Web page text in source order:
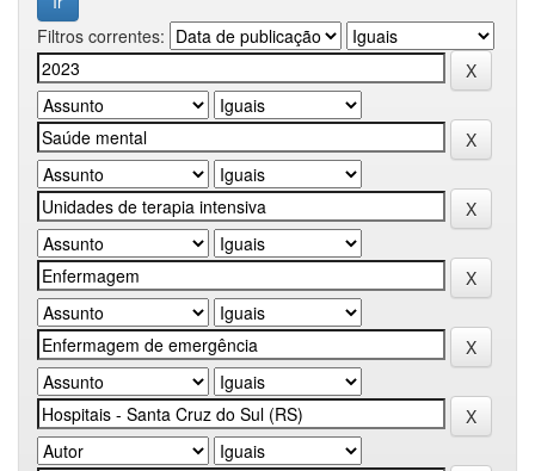
Filtros correntes: